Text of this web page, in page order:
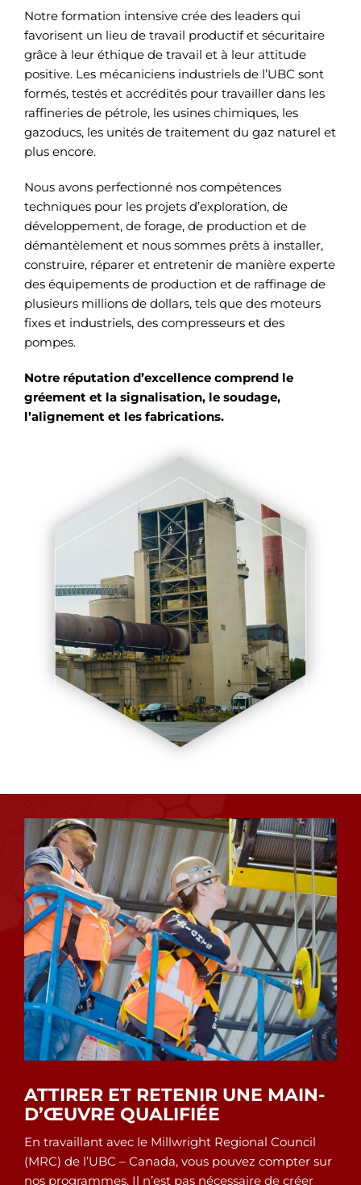
Notre formation intensive crée des leaders qui
favorisent un lieu de travail productif et sécuritaire
grâce à leur éthique de travail et à leur attitude
positive. Les mécaniciens industriels de l’UBC sont
formés, testés et accrédités pour travailler dans les
raffineries de pétrole, les usines chimiques, les
gazoducs, les unités de traitement du gaz naturel et
plus encore.
Nous avons perfectionné nos compétences
techniques pour les projets d’exploration, de
développement, de forage, de production et de
démantèlement et nous sommes prêts à installer,
construire, réparer et entretenir de manière experte
des équipements de production et de raffinage de
plusieurs millions de dollars, tels que des moteurs
fixes et industriels, des compresseurs et des
pompes.
Notre réputation d’excellence comprend le
gréement et la signalisation, le soudage,
l’alignement et les fabrications.
ATTIRER ET RETENIR UNE MAIN-
D’ŒUVRE QUALIFIÉE
En travaillant avec le Millwright Regional Council
(MRC) de l’UBC – Canada, vous pouvez compter sur
nos programmes. Il n’est pas nécessaire de créer